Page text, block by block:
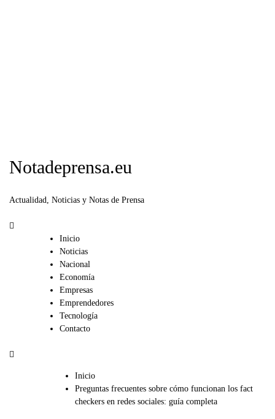
Notadeprensa.eu
Actualidad, Noticias y Notas de Prensa
Inicio
Noticias
Nacional
Economía
Empresas
Emprendedores
Tecnología
Contacto
Inicio
Preguntas frecuentes sobre cómo funcionan los fact
checkers en redes sociales: guía completa